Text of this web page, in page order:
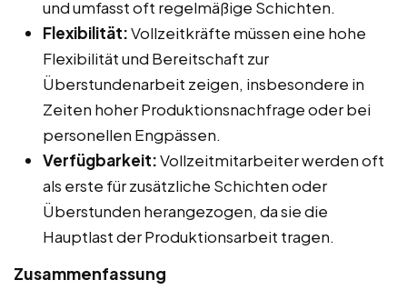
und umfasst oft regelmäßige Schichten.
Flexibilität:Vollzeitkräfte müssen eine hohe
Flexibilität und Bereitschaft zur
Überstundenarbeit zeigen, insbesondere in
Zeiten hoher Produktionsnachfrage oder bei
personellen Engpässen.
Verfügbarkeit:Vollzeitmitarbeiter werden oft
als erste für zusätzliche Schichten oder
Überstunden herangezogen, da sie die
Hauptlast der Produktionsarbeit tragen.
Zusammenfassung